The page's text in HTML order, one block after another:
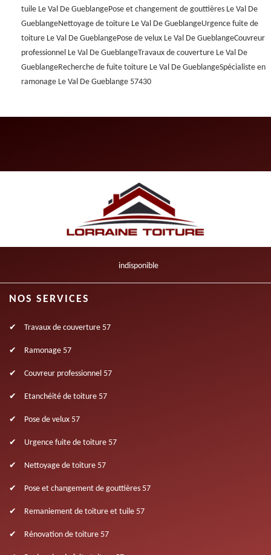
tuile Le Val De GueblangePose et changement de gouttières Le Val De
GueblangeNettoyage de toiture Le Val De GueblangeUrgence fuite de
toiture Le Val De GueblangePose de velux Le Val De GueblangeCouvreur
professionnel Le Val De GueblangeTravaux de couverture Le Val De
GueblangeRecherche de fuite toiture Le Val De GueblangeSpécialiste en
ramonage Le Val De Gueblange 57430
indisponible
NOS SERVICES
Travaux de couverture 57
Ramonage 57
Couvreur professionnel 57
Etanchéité de toiture 57
Pose de velux 57
Urgence fuite de toiture 57
Nettoyage de toiture 57
Pose et changement de gouttières 57
Remaniement de toiture et tuile 57
Rénovation de toiture 57